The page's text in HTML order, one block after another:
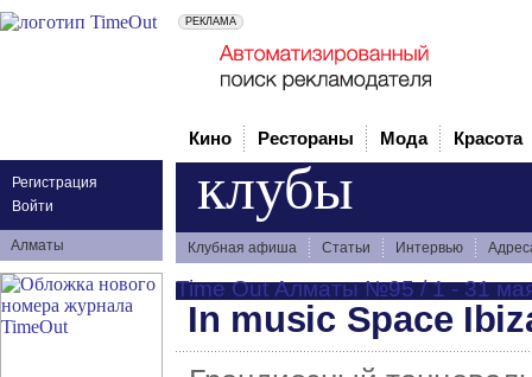
Регистрация
Войти
Алматы
Кино Рестораны Мода Красота
клубы
Клубная афиша Статьи Интервью
Time Out Алматы №95 / 1 - 31
In music Space